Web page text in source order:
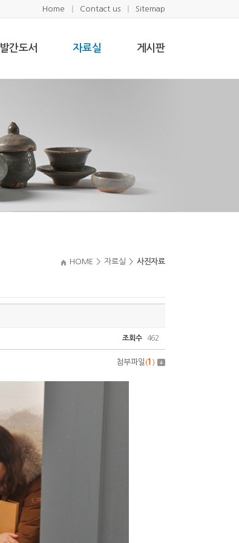
Home Contact us Sitemap
발간도서 자료실 게시판
HOME > 자료실 > 사진자료
조회수 462
첨부파일 (1 )